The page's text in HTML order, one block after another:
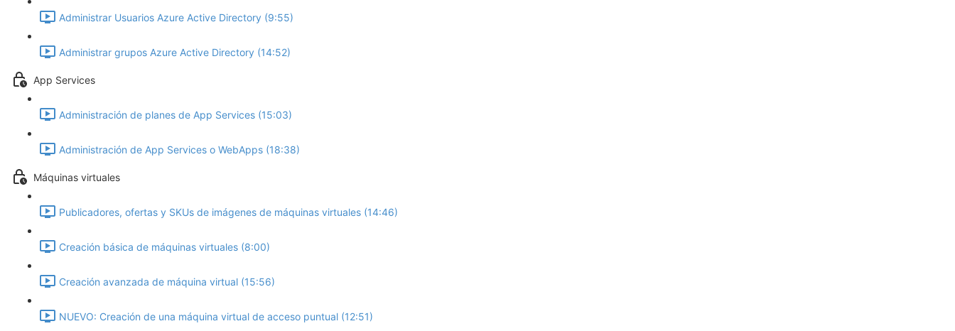
Administrar Usuarios Azure Active Directory (9:55)
Administrar grupos Azure Active Directory (14:52)
App Services
Administración de planes de App Services (15:03)
Administración de App Services o WebApps (18:38)
Máquinas virtuales
Publicadores, ofertas y SKUs de imágenes de máquinas virtuales (14:46)
Creación básica de máquinas virtuales (8:00)
Creación avanzada de máquina virtual (15:56)
NUEVO: Creación de una máquina virtual de acceso puntual (12:51)